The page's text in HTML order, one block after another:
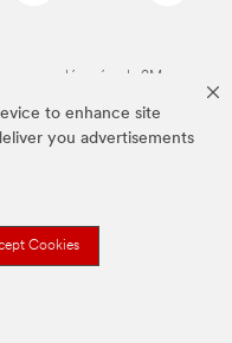
to enhance site
you advertisements
Cookies
déposées de 3M.